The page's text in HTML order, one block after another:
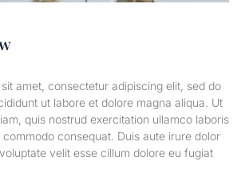
amet, consectetur adipiscing elit, sed do
ut labore et dolore magna aliqua. Ut
quis nostrud exercitation ullamco laboris
commodo consequat. Duis aute irure dolor
velit esse cillum dolore eu fugiat